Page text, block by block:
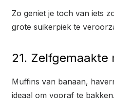
Zo geniet je toch van iets
grote suikerpiek te
21. Zelfgemaakte
Muffins van banaan,
ideaal om vooraf te